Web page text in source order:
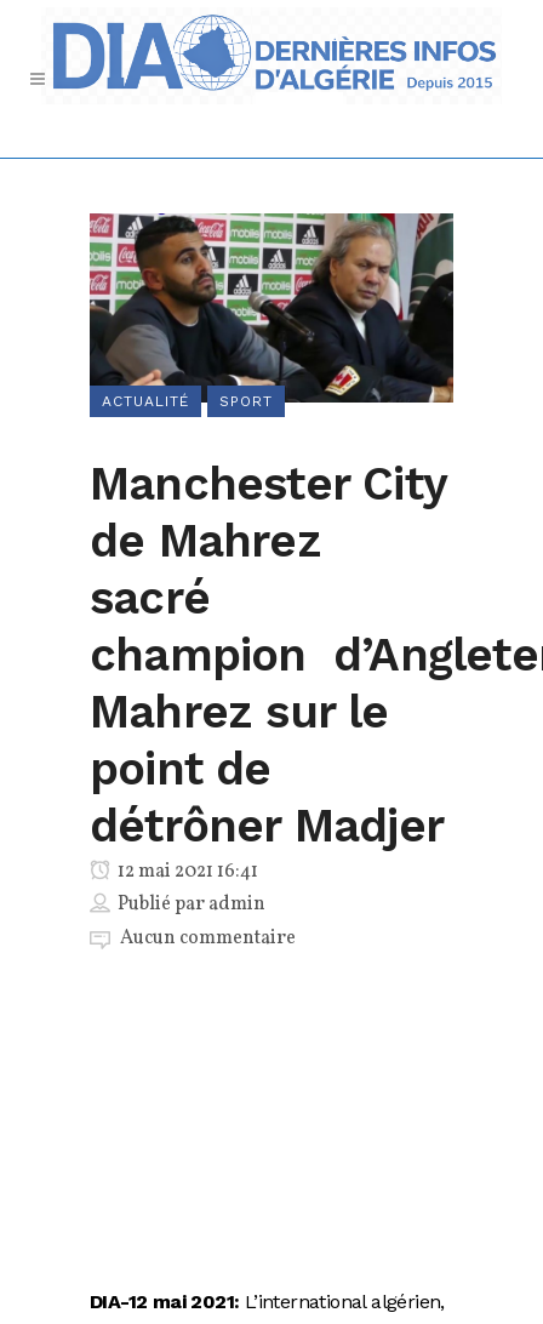
ACTUALITÉ SPORT
Manchester City
de Mahrez
sacré
champion
Mahrez sur le
point de
détrôner Madjer
12 mai 2021 16:41
Publié paradmin
Aucun commentaire
DIA-12 mai 2021: L’international algérien,